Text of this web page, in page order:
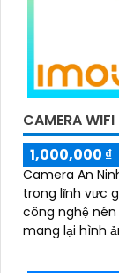
CAMERA
1,000,000 ₫
Camera An
trong lĩnh vực
công nghệ nén
mang lại hình